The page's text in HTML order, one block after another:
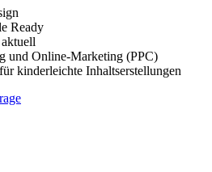
Ready
und Online-Marketing (PPC)
kinderleichte Inhaltserstellungen